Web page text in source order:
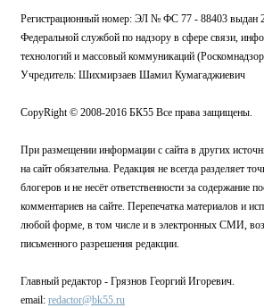
Регистрационный номер: ЭЛ № ФС 77 - 88403 выдан
Федеральной службой по надзору в сфере связи,
технологий и массовый коммуникаций
Учредитель: Шихмирзаев Шамил Кумагаджиевич
CopyRight © 2008-2016 БК55 Все права защищены.
При размещении информации с сайта в других
на сайт обязательна. Редакция не всегда разделяет
блогеров и не несёт ответственности за содержание
комментариев на сайте. Перепечатка материалов и
любой форме, в том числе и в электронных СМИ,
письменного разрешения редакции.
Главный редактор - Грязнов Георгий Игоревич.
email: redactor@bk55.ru